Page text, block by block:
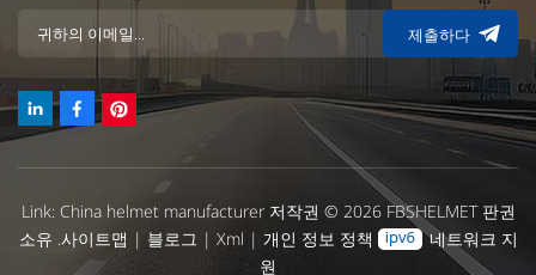
제출하다
Link: China helmet manufacturer저작권 © 2026 FBSHELMET 판권
소유 . 사이트맵 | 블로그 | Xml | 개인 정보 정책
네트워크 지
원